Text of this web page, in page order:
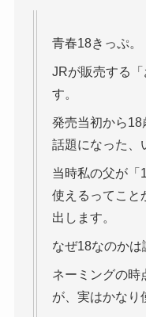
青春18きっぷ。
JRが販売する
す。
発売当初から
話題になった、
当時私の父が「
使えるってこと
出します。
なぜ18なのかは
ネーミングの時
が、実はかなり